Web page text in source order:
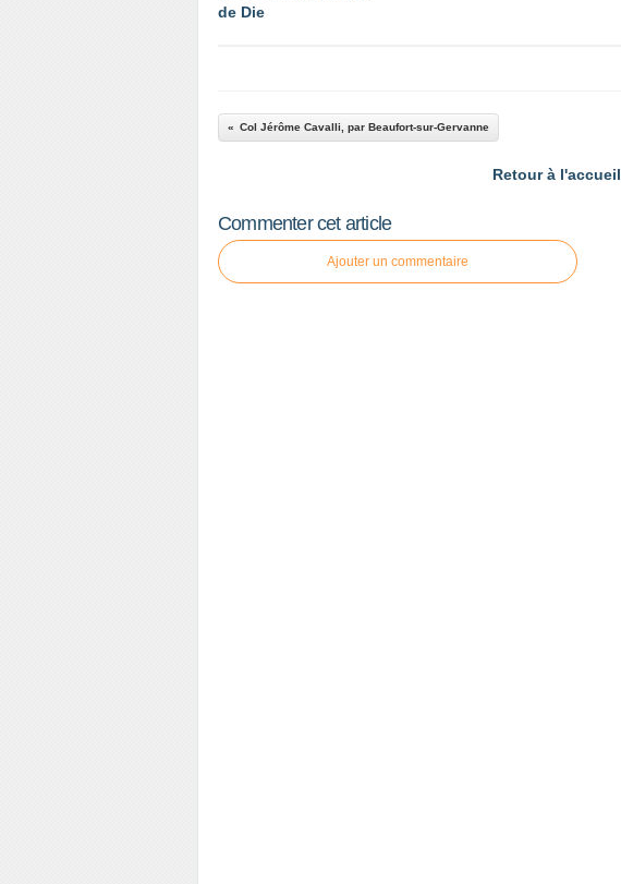
de Die
Col Jérôme Cavalli, par Beaufort-sur-Gervanne
Retour à l'accueil
Commenter cet article
Ajouter un commentaire